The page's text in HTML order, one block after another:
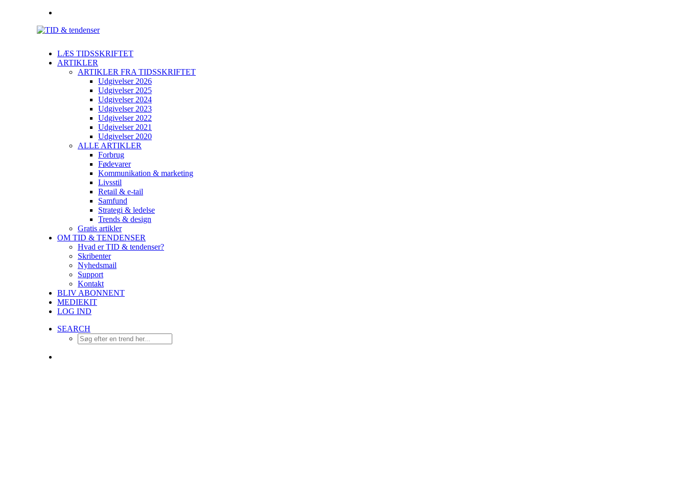
LÆS TIDSSKRIFTET
ARTIKLER
ARTIKLER FRA TIDSSKRIFTET
Udgivelser 2026
Udgivelser 2025
Udgivelser 2024
Udgivelser 2023
Udgivelser 2022
Udgivelser 2021
Udgivelser 2020
ALLE ARTIKLER
Forbrug
Fødevarer
Kommunikation & marketing
Livsstil
Retail & e-tail
Samfund
Strategi & ledelse
Trends & design
Gratis artikler
OM TID & TENDENSER
Hvad er TID & tendenser?
Skribenter
Nyhedsmail
Support
Kontakt
BLIV ABONNENT
MEDIEKIT
LOG IND
SEARCH